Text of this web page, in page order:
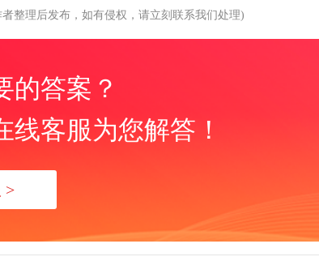
整理后发布，如有侵权，请立刻联系我们处理)
的答案？
客服为您解答！
>